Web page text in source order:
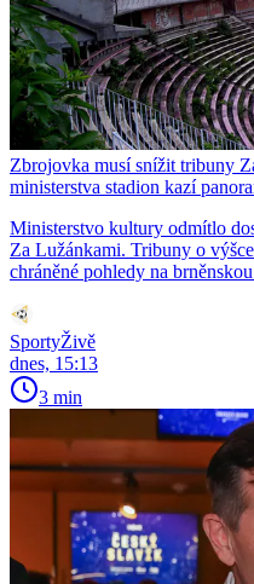
Zbrojovka musí snížit tribuny
ministerstva stadion kazí
Ministerstvo kultury odmítlo
Za Lužánkami. Tribuny o
chráněné pohledy na
SportyŽivě
dnes, 15:13
3 min